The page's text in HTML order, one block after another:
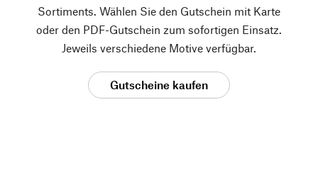
Sortiments. Wählen Sie den Gutschein mit Karte
oder den PDF-Gutschein zum sofortigen Einsatz.
Jeweils verschiedene Motive verfügbar.
Gutscheine kaufen